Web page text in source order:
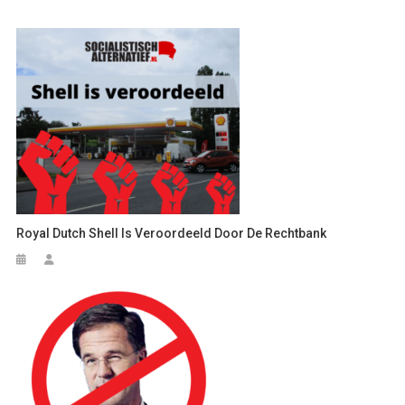
Royal Dutch Shell Is Veroordeeld Door De Rechtbank